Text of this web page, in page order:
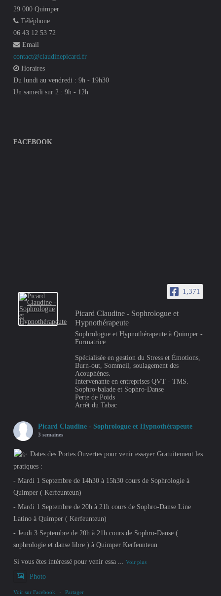
29 000 Quimper
Téléphone
06 43 12 53 72
Email
contact@claudinepicard.fr
Horaires
Du lundi au vendredi : 9h - 19h30
Un samedi sur 2 : 9h - 12h
FACEBOOK
1,371
Picard Claudine - Sophrologue et
Hypnothérapeute
Sophrologue et Hypnothérapeute à Quimper -
Formatrice
Spécialisée en gestion du Stress et Émotions,
Burn-out, Sommeil, soulagement des
Acouphènes.
Intervenante en entreprises QVT - TMS.
Sophro-balade et Sophro-Danse
Perte de Poids
Arrêt du Tabac
Picard Claudine - Sophrologue et Hypnothérapeute
3 semaines
Dates des Portes Ouvertes pour venir essayer Gratuitement les
pratiques :
- Mardi 1 Septembre de 14h30 à 15h30 cours de Sophrologie à
Quimper ( Kerfeunteun)
- Mardi 1 Septembre de 20h à 21h cours de Sophro-Danse Line
Latino à Quimper ( Kerfeunteun)
- Jeudi 3 Septembre de 20h à 21h cours de Sophro-Danse (
sophrologie et danse libre ) à Quimper Kerfeunteun
Si vous êtes intéressé pour venir essa ... Voir plus
Photo
Voir sur Facebook · Partager